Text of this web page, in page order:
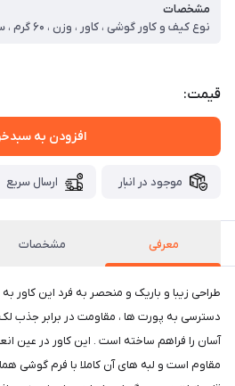
مشخصات
قیمت:
افزودن به
موجود در انبار ارسال سریع
معرفی مشخصات
طراحی زیبا و باریک و منحصر به فرد این
دسترسی به پورت ها ، مقاومت در برابر جذب
آسان را فراهم ساخته است . این کاور در عین
مقاوم است و لبه های آن کاملا با فرم گوشی